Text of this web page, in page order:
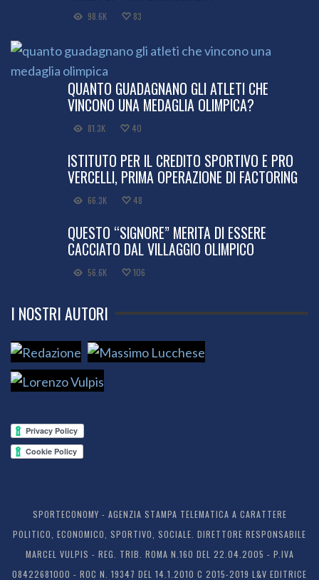
98.6K 83
QUANTO GUADAGNANO GLI ATLETI CHE
VINCONO UNA MEDAGLIA OLIMPICA?
81.3K 40
ISTITUTO PER IL CREDITO SPORTIVO E PRO
VERCELLI, PRIMA OPERAZIONE DI FACTORING
66.3K 48
QUESTO “SIGNORE” MERITA DI ESSERE
CACCIATO DAL VILLAGGIO OLIMPICO
56.6K 106
I NOSTRI AUTORI
SPORTECONOMY - AGENZIA STAMPA TELEMATICA A CARATTERE
POLITICO, ECONOMICO, SPORTIVO, SOCIALE. DIRETTORE RESPONSABILE
MARCEL VULPIS - REG. TRIB. ROMA N.160 DEL 22.04.2005 - P.IVA
08422681000 - ROC N. 19347 DEL 14.1.2010 C 2015-2019 L&V EDITRICE